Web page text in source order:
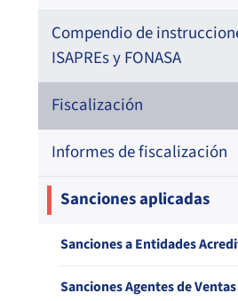
Compendio de
ISAPREs y FONASA
Compendio Beneficios
Compendio de Archivos
Compendio Información
Compendio Instrumentos
Fiscalización
Informes de fiscalización
Sanciones aplicadas
Sanciones a Entidades
Sanciones Agentes de Ventas